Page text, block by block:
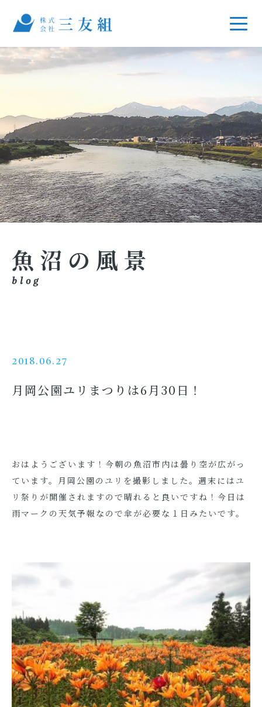
魚沼の風景
blog
2018.06.27
月岡公園ユリまつりは6月30日！
おはようございます！今朝の魚沼市内は曇り空が広がっ
ています。月岡公園のユリを撮影しました。週末にはユ
リ祭りが開催されますので晴れると良いですね！今日は
雨マークの天気予報なので傘が必要な１日みたいです。